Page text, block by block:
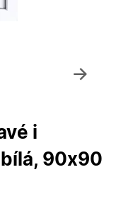
i
90x90